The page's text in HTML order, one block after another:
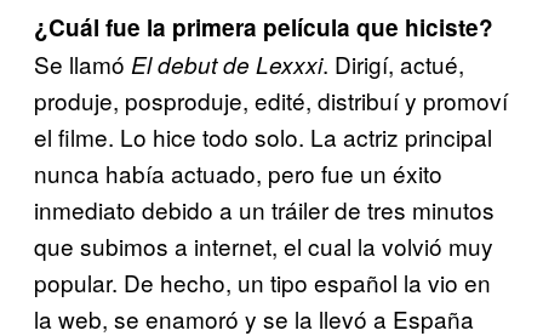
¿Cuál fue la primera película que hiciste?
Se llamó El debut de Lexxxi. Dirigí, actué,
produje, posproduje, edité, distribuí y promoví
el filme. Lo hice todo solo. La actriz principal
nunca había actuado, pero fue un éxito
inmediato debido a un tráiler de tres minutos
que subimos a internet, el cual la volvió muy
popular. De hecho, un tipo español la vio en
la web, se enamoró y se la llevó a España